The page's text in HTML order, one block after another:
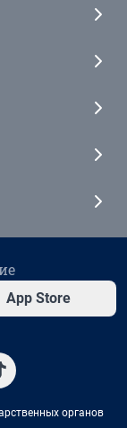
App Store
органов